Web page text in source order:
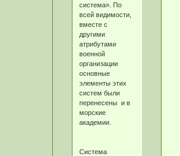
система». По
всей видимости,
вместе с
другими
атрибутами
военной
организации
основные
элементы этих
систем были
перенесены и в
морские
академии.
Система